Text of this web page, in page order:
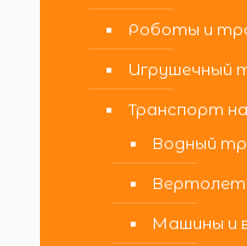
Роботы и
Игрушечный
Транспорт
Водный
Машины и